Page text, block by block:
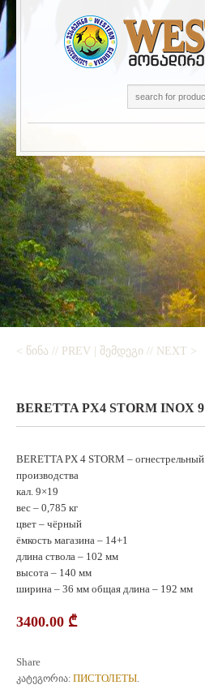
< ᲬᲘᲜᲐ // PREV | ᲨᲔᲛᲓᲔᲒᲘ // NEXT >
BERETTA PX4 STORM INOX
BERETTA PX 4 STORM – огнестрельный
производства
кал. 9×19
вес – 0,785 кг
цвет – чёрный
ёмкость магазина – 14+1
длина ствола – 102 мм
высота – 140 мм
ширина – 36 мм общая длина – 192 мм
3400.00 ₾
Share
კატეგორია: ПИСТОЛЕТЫ